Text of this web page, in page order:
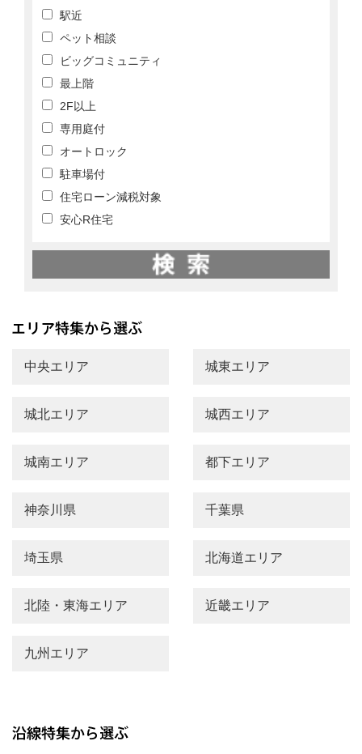
駅近
ペット相談
ビッグコミュニティ
最上階
2F以上
専用庭付
オートロック
駐車場付
住宅ローン減税対象
安心R住宅
中央エリア 城東エリア
城北エリア 城西エリア
城南エリア 都下エリア
神奈川県 千葉県
埼玉県 北海道エリア
北陸・東海エリア 近畿エリア
九州エリア